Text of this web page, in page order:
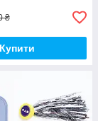
₴
Купити